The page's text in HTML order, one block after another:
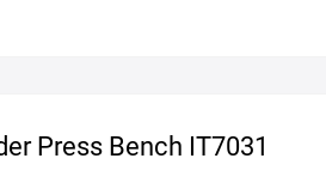
Press Bench IT7031